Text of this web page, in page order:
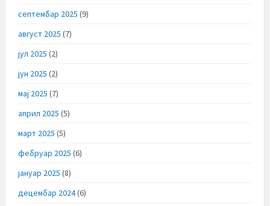
септембар 2025 (9)
август 2025 (7)
јул 2025 (2)
јун 2025 (2)
мај 2025 (7)
април 2025 (5)
март 2025 (5)
фебруар 2025 (6)
јануар 2025 (8)
децембар 2024(6)